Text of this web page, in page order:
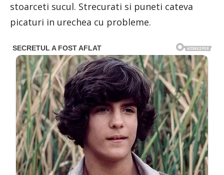
stoarceti sucul. Strecurati si puneti cateva
picaturi in urechea cu probleme.